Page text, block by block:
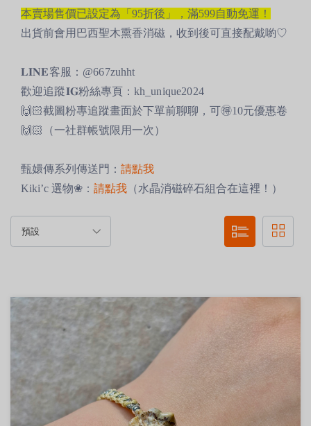
本賣場售價已設定為「95折後」，滿599自動免運！
出貨前會用巴西聖木熏香消磁，收到後可直接配戴喲♡
𝐋𝐈𝐍𝐄客服：@667zuhht
歡迎追蹤𝐈𝐆粉絲專頁： kh_unique2024
🙌🏻截圖粉專追蹤畫面於下單前聊聊，可🉐10元優惠卷
🙌🏻（一社群帳號限用一次）
甄嬛傳系列傳送門： 請點我
Kiki’c 選物❀： 請點我 （水晶消磁碎石組合在這裡！）